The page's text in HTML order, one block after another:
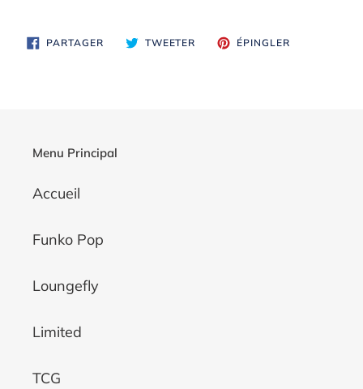
PARTAGERPARTAGER
SUR
TWEETER TWEETER
SUR
ÉPINGLER
Menu Principal
Accueil
Funko Pop
Loungefly
Limited
TCG